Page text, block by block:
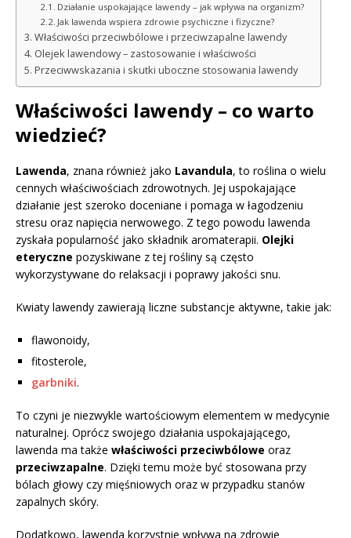
Działanie uspokajające lawendy – jak wpływa na organizm?
Jak lawenda wspiera zdrowie psychiczne i fizyczne?
Właściwości przeciwbólowe i przeciwzapalne lawendy
Olejek lawendowy – zastosowanie i właściwości
Przeciwwskazania i skutki uboczne stosowania lawendy
Właściwości lawendy – co warto
wiedzieć?
Lawenda, znana również jako Lavandula, to roślina o wielu
cennych właściwościach zdrowotnych. Jej uspokajające
działanie jest szeroko doceniane i pomaga w łagodzeniu
stresu oraz napięcia nerwowego. Z tego powodu lawenda
zyskała popularność jako składnik aromaterapii. Olejki
eteryczne pozyskiwane z tej rośliny są często
wykorzystywane do relaksacji i poprawy jakości snu.
Kwiaty lawendy zawierają liczne substancje aktywne, takie jak:
flawonoidy,
fitosterole,
garbniki.
To czyni je niezwykle wartościowym elementem w medycynie
naturalnej. Oprócz swojego działania uspokajającego,
lawenda ma także właściwości przeciwbólowe oraz
przeciwzapalne. Dzięki temu może być stosowana przy
bólach głowy czy mięśniowych oraz w przypadku stanów
zapalnych skóry.
Dodatkowo, lawenda korzystnie wpływa na zdrowie